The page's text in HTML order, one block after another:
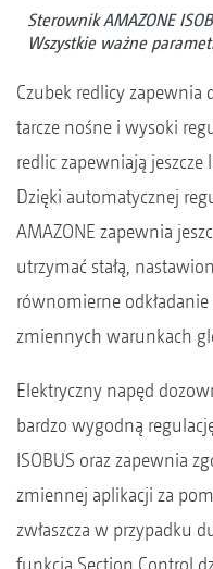
Sterownik AMAZONE
Wszystkie ważne
Czubek redlicy zapewnia
tarcze nośne i wysoki
redlic zapewniają jeszcze
Dzięki automatycznej
AMAZONE zapewnia
utrzymać stałą,
równomierne odkładanie
zmiennych warunkach
Elektryczny napęd
bardzo wygodną
ISOBUS oraz zapewnia
zmiennej aplikacji za
zwłaszcza w przypadku
funkcja Section Control